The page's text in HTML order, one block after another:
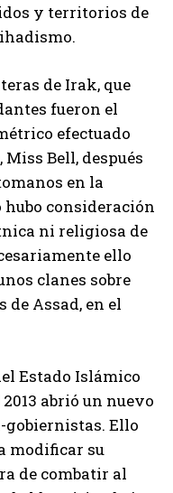
y territorios de
de Irak, que
fueron el
efectuado
Bell, después
en la
consideración
ni religiosa de
ello
clanes sobre
de Assad, en el
Estado Islámico
abrió un nuevo
gobiernistas. Ello
modificar su
de combatir al